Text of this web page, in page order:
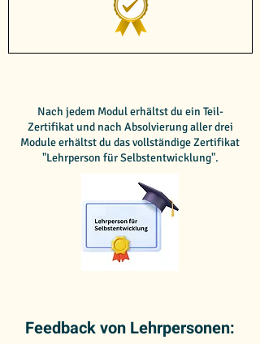
Nach jedem Modul erhältst du ein Teil-
Zertifikat und nach Absolvierung aller drei
Module erhältst du das vollständige Zertifikat
"Lehrperson für Selbstentwicklung".
Feedback von Lehrpersonen: